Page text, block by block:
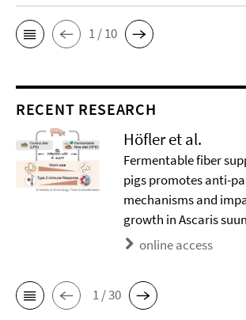
1 / 10
RECENT RESEARCH
Höfler et al.
Fermentable fiber
pigs promotes anti-
mechanisms and
growth in Ascaris
online access
1 / 30